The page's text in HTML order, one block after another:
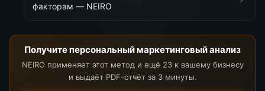
факторам — NEIRO
Получите персональный маркетинговый анализ
NEIRO применяет этот метод и ещё 23 к вашему бизнесу
и выдаёт PDF-отчёт за 3 минуты.